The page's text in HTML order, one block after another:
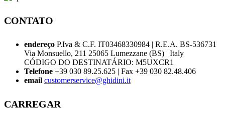
CONTATO
endereço P.Iva & C.F. IT03468330984 | R.E.A. BS-536731
Via Monsuello, 211 25065 Lumezzane (BS) | Italy
CÓDIGO DO DESTINATÁRIO: M5UXCR1
Telefone +39 030 89.25.625 | Fax +39 030 82.48.406
email customerservice@ghidini.it
CARREGAR